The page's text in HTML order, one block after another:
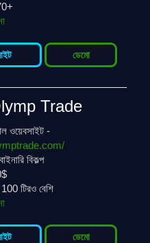
ডেমো
Trade
ওয়েবসাইট -
বিকল্প
100 টিরও বেশি
ডেমো